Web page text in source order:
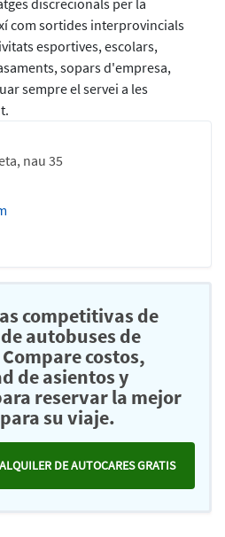
nau 35
discrecionals per la
com sortides interprovincials
esportives, escolars,
sopars d'empresa,
sempre el servei a les
competitivas de
autobuses de
costos,
de asientos y
reservar la mejor
su viaje.
DE AUTOCARES GRATIS